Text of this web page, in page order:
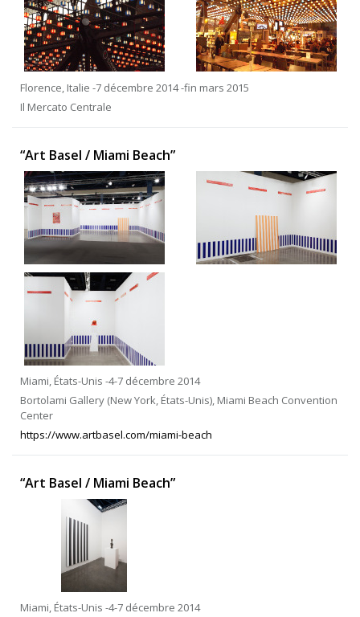
Florence, Italie -7 décembre 2014 -fin mars 2015
Il Mercato Centrale
“Art Basel / Miami Beach”
Miami, États-Unis -4-7 décembre 2014
Bortolami Gallery (New York, États-Unis), Miami Beach Convention
Center
https://www.artbasel.com/miami-beach
“Art Basel / Miami Beach”
Miami, États-Unis -4-7 décembre 2014